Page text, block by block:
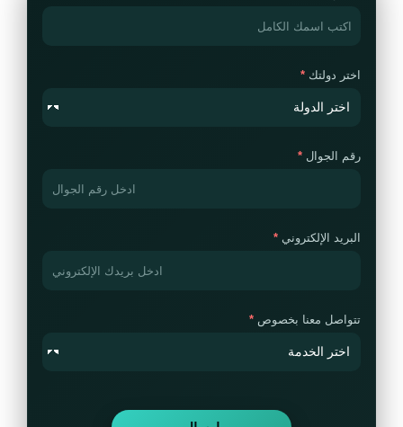
اختر دولتك
رقم الجوال
البريد الإلكتروني
تتواصل معنا بخصوص